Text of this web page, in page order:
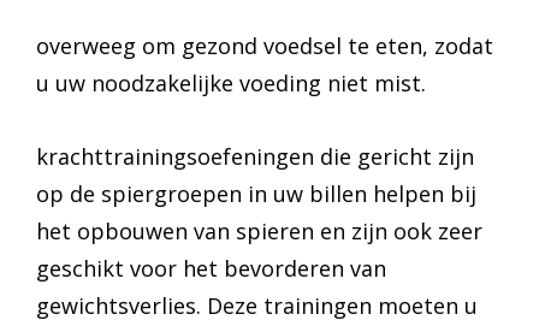
overweeg om gezond voedsel te eten, zodat
u uw noodzakelijke voeding niet mist.
krachttrainingsoefeningen die gericht zijn
op de spiergroepen in uw billen helpen bij
het opbouwen van spieren en zijn ook zeer
geschikt voor het bevorderen van
gewichtsverlies. Deze trainingen moeten u